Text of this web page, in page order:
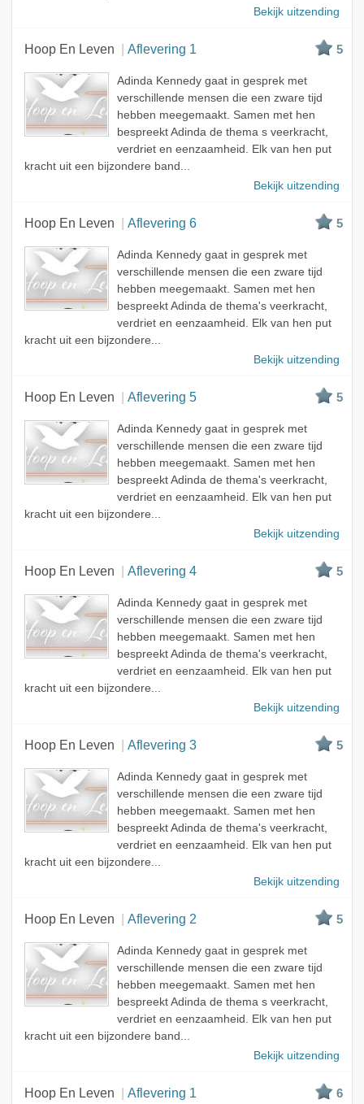
Bekijk uitzending
Hoop En Leven Aflevering 1 5
Adinda Kennedy gaat in gesprek met
verschillende mensen die een zware tijd
hebben meegemaakt. Samen met hen
bespreekt Adinda de thema s veerkracht,
verdriet en eenzaamheid. Elk van hen put
kracht uit een bijzondere band...
Bekijk uitzending
Hoop En Leven Aflevering 6 5
Adinda Kennedy gaat in gesprek met
verschillende mensen die een zware tijd
hebben meegemaakt. Samen met hen
bespreekt Adinda de thema's veerkracht,
verdriet en eenzaamheid. Elk van hen put
kracht uit een bijzondere...
Bekijk uitzending
Hoop En Leven Aflevering 5 5
Adinda Kennedy gaat in gesprek met
verschillende mensen die een zware tijd
hebben meegemaakt. Samen met hen
bespreekt Adinda de thema's veerkracht,
verdriet en eenzaamheid. Elk van hen put
kracht uit een bijzondere...
Bekijk uitzending
Hoop En Leven Aflevering 4 5
Adinda Kennedy gaat in gesprek met
verschillende mensen die een zware tijd
hebben meegemaakt. Samen met hen
bespreekt Adinda de thema's veerkracht,
verdriet en eenzaamheid. Elk van hen put
kracht uit een bijzondere...
Bekijk uitzending
Hoop En Leven Aflevering 3 5
Adinda Kennedy gaat in gesprek met
verschillende mensen die een zware tijd
hebben meegemaakt. Samen met hen
bespreekt Adinda de thema's veerkracht,
verdriet en eenzaamheid. Elk van hen put
kracht uit een bijzondere...
Bekijk uitzending
Hoop En Leven Aflevering 2 5
Adinda Kennedy gaat in gesprek met
verschillende mensen die een zware tijd
hebben meegemaakt. Samen met hen
bespreekt Adinda de thema s veerkracht,
verdriet en eenzaamheid. Elk van hen put
kracht uit een bijzondere band...
Bekijk uitzending
Hoop En Leven Aflevering 1 6